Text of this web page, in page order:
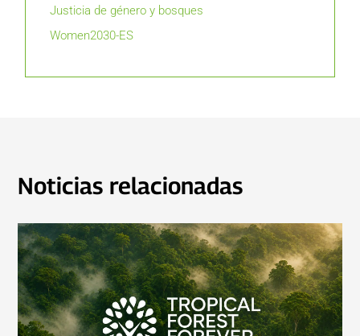
Justicia de género y bosques
Women2030-ES
Noticias relacionadas